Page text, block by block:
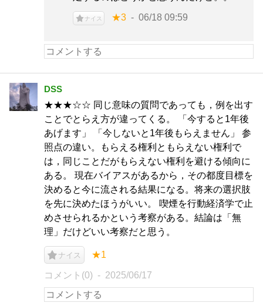
ナイス ★3 06/18 09:59
DSS
★★★☆☆ 同じ意味の質問であっても，例を出す
ことでとらえ方が違ってくる。 「今すると1年後
あげます」 「今しないと1年後もらえません」 参
照点の違い。もらえる権利ともらえない権利で
は，同じことだがもらえない権利を避ける傾向に
ある。 現在バイアスがあるから，その都度目標を
決めると今に流される結果になる。将来の選択肢
を先に決めたほうがいい。 喫煙を行動経済学で止
めさせられるかという考察がある。結論は「無
理」だけどいい考察だと思う。
ナイス ★1
コメント(0) 2025/06/17